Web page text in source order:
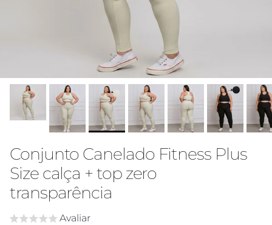
Conjunto Canelado Fitness Plus
Size calça + top zero
transparência
Avaliar